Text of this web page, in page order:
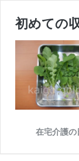
初めての
在宅介護の